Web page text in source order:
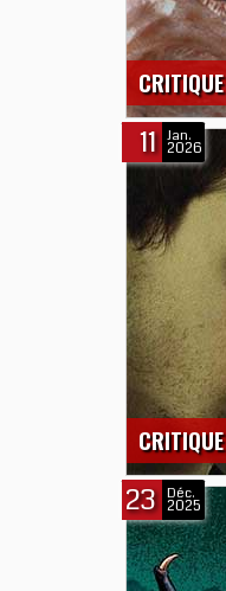
11 Jan.
2026
23 Déc.
2025